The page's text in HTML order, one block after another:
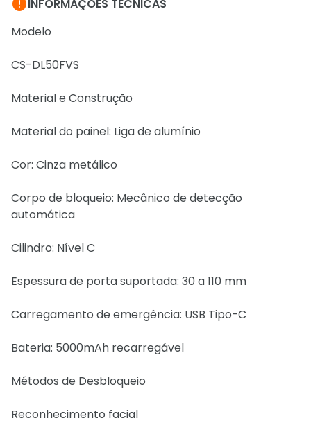
INFORMAÇÕES TÉCNICAS
Modelo
CS-DL50FVS
Material e Construção
Material do painel: Liga de alumínio
Cor: Cinza metálico
Corpo de bloqueio: Mecânico de detecção
automática
Cilindro: Nível C
Espessura de porta suportada: 30 a 110 mm
Carregamento de emergência: USB Tipo-C
Bateria: 5000mAh recarregável
Métodos de Desbloqueio
Reconhecimento facial